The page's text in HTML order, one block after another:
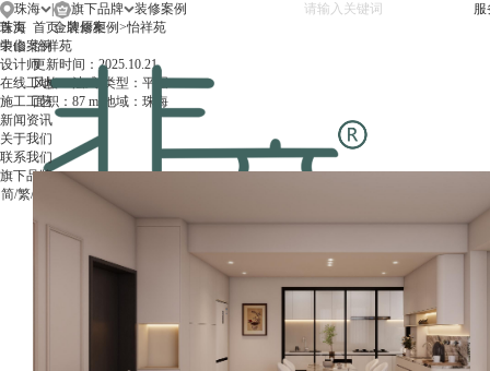
珠海
珠海
中山
旗下品牌
金牌厨柜
服
首页
装修案例
设计师
在线工地
施工工艺
新闻资讯
关于我们
联系我们
旗下品牌
简/繁/
首页>装修案例>怡祥苑
怡祥苑
更新时间： 2025.10.21
风格：法式
面积： 87 m²
类型： 平层
地域： 珠海